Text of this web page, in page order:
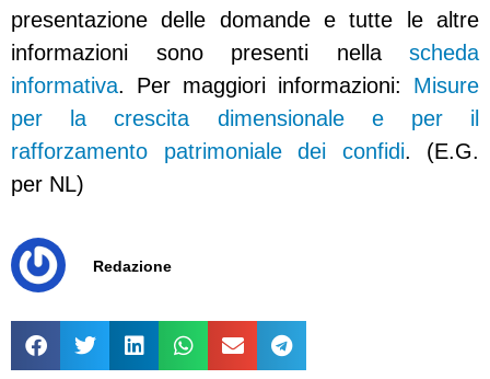
presentazione delle domande e tutte le altre
informazioni sono presenti nella scheda
informativa. Per maggiori informazioni: Misure
per la crescita dimensionale e per il
rafforzamento patrimoniale dei confidi. (E.G.
per NL)
Redazione